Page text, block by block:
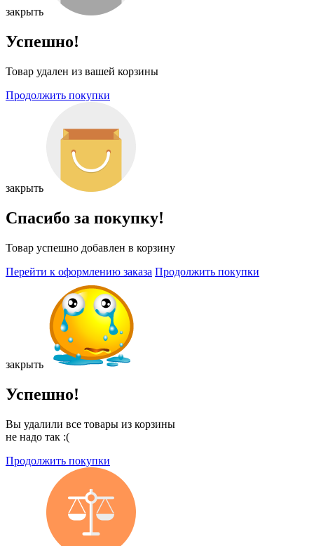
закрыть
Успешно!
Товар удален из вашей корзины
Продолжить покупки
закрыть
Спасибо за покупку!
Товар успешно добавлен в корзину
Перейти к оформлению заказа Продолжить покупки
закрыть
Успешно!
Вы удалили все товары из корзины
не надо так :(
Продолжить покупки